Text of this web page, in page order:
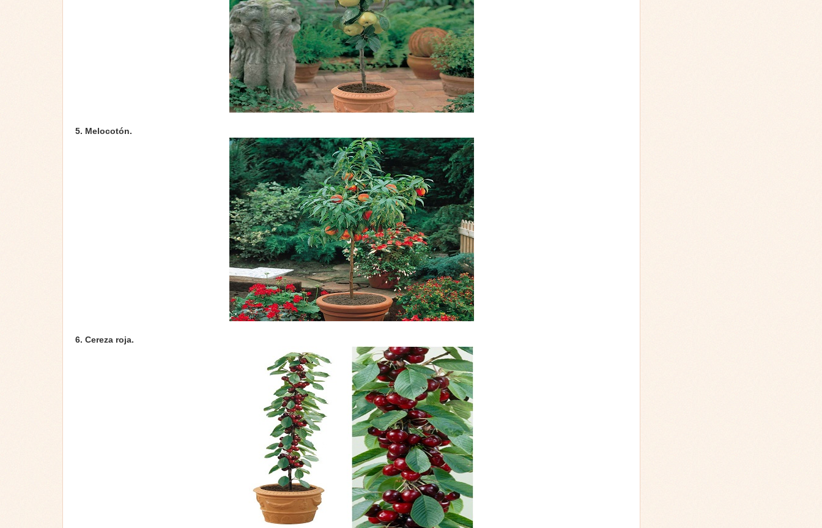
5. Melocotón.
6. Cereza roja.